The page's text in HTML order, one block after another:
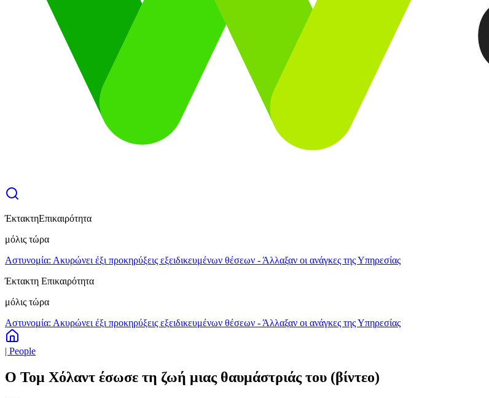
ΈκτακτηΕπικαιρότητα
μόλις τώρα
Αστυνομία: Ακυρώνει έξι προκηρύξεις εξειδικευμένων θέσεων - Άλλαξαν οι ανάγκες της Υπηρεσίας
Έκτακτη Επικαιρότητα
μόλις τώρα
Αστυνομία: Ακυρώνει έξι προκηρύξεις εξειδικευμένων θέσεων - Άλλαξαν οι ανάγκες της Υπηρεσίας
| People
Ο Τομ Χόλαντ έσωσε τη ζωή μιας θαυμάστριάς του (βίντεο)